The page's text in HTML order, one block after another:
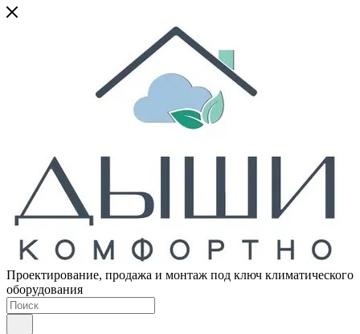
Проектирование, продажа и монтаж под ключ климатического
оборудования